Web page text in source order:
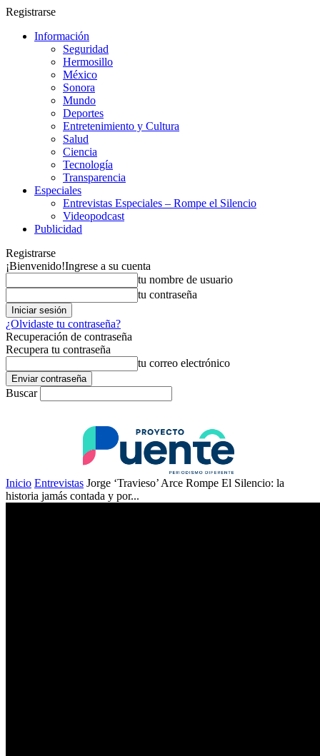
Registrarse
Información
Seguridad
Hermosillo
México
Sonora
Mundo
Deportes
Entretenimiento y Cultura
Salud
Ciencia
Tecnología
Transparencia
Especiales
Entrevistas Especiales – Rompe el Silencio
Videopodcast
Publicidad
Registrarse
¡Bienvenido!Ingrese a su cuenta
tu nombre de usuario
tu contraseña
¿Olvidaste tu contraseña?
Recuperación de contraseña
Recupera tu contraseña
tu correo electrónico
Buscar
Inicio Entrevistas Jorge ‘Travieso’ Arce Rompe El Silencio: la
historia jamás contada y por...